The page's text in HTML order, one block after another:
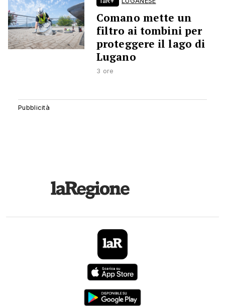
Comano mette un
filtro ai tombini per
proteggere il lago di
Lugano
3 ore